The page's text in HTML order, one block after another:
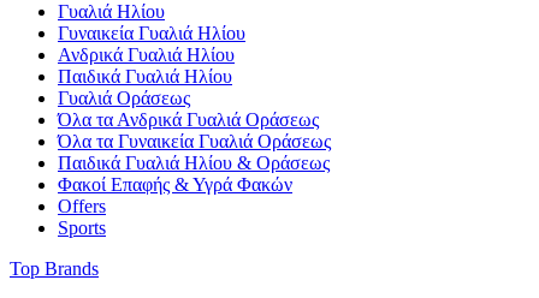
Γυαλιά Ηλίου
Γυναικεία Γυαλιά Ηλίου
Ανδρικά Γυαλιά Ηλίου
Παιδικά Γυαλιά Ηλίου
Γυαλιά Οράσεως
Όλα τα Ανδρικά Γυαλιά Οράσεως
Όλα τα Γυναικεία Γυαλιά Οράσεως
Παιδικά Γυαλιά Ηλίου & Οράσεως
Φακοί Επαφής & Υγρά Φακών
Offers
Sports
Top Brands